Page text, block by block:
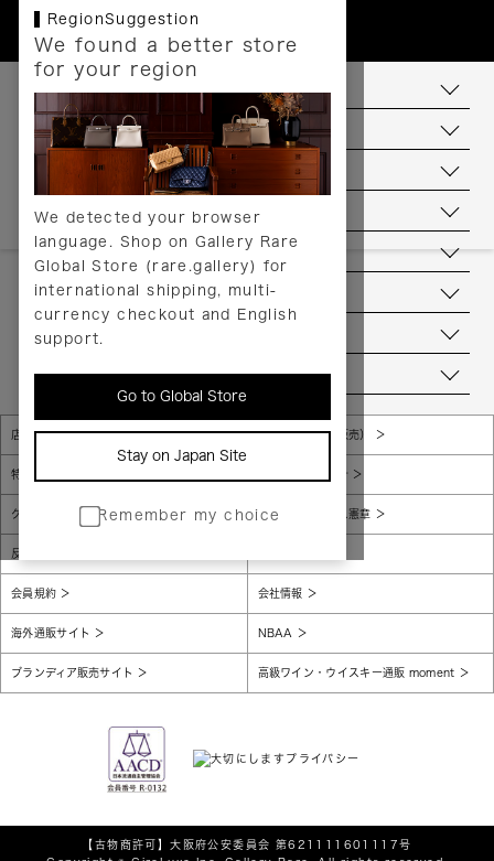
RegionSuggestion
We found a better store
for your region
We detected your browser
language. Shop on Gallery Rare
Global Store (rare.gallery) for
international shipping, multi-
currency checkout and English
support.
Go to Global Store
Stay on Japan Site
Remember my choice
お支払いについて
配送について
送料について
返品について
ヘルプ
お問い合わせ
当店について
店舗一覧 販売規約（店頭販売）
特定商取引法に基づく表示 個人情報保護方針
グローバルプライバシーポリシー コンプライアンス憲章
反社会的勢力に対する基本方針
会員規約 会社情報
海外通販サイト NBAA
ブランディア販売サイト 高級ワイン・ウイスキー通販 moment
【古物商許可】大阪府公安委員会 第621111601117号